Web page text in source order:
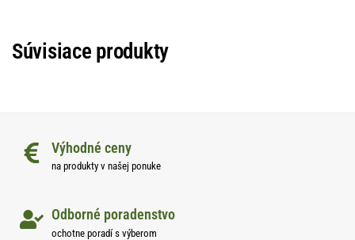
Súvisiace produkty
Výhodné ceny
na produkty v našej ponuke
Odborné poradenstvo
ochotne poradí s výberom